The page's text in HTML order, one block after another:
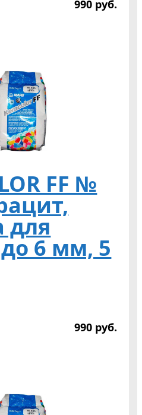
990 руб.
FF №
для
6 мм, 5
990 руб.